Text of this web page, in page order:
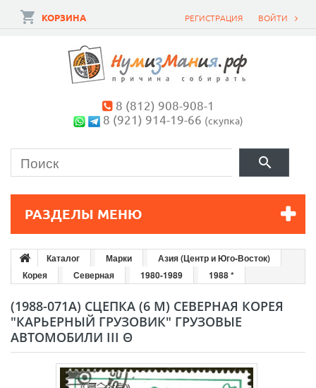
ВОЙТИ
РЕГИСТРАЦИЯ
КОРЗИНА
8 (812) 908-908-1
8 (921) 914-19-66 (скупка)
РАЗДЕЛЫ МЕНЮ
Каталог Марки
Азия (Центр и Юго-Восток)
Корея
Северная 1980-1989 1988 *
(1988-071A) СЦЕПКА (6 М) СЕВЕРНАЯ КОРЕЯ
"КАРЬЕРНЫЙ ГРУЗОВИК" ГРУЗОВЫЕ
АВТОМОБИЛИ III Θ